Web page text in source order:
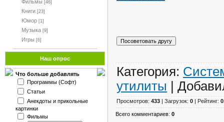
Фильмы [46]
Книги [23]
Юмор [1]
Музыка [9]
Игры [6]
Наш опрос
Что больше добавлять
Программы (Софт)
Статьи
Анекдоты и прикольные
картинки
Фильмы
Категория:
утилиты |
Просмотров: 433 | Загрузок: 0 | Рейтинг:
Всего комментариев: 0